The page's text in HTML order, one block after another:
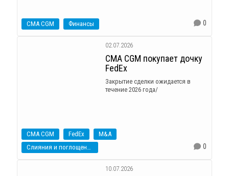
CMA CGM Финансы 0
02.07.2026
CMA CGM покупает дочку
FedEx
Закрытие сделки ожидается в
течение 2026 года/
CMA CGM FedEx
M&A
Слияния и поглощения
0
10.07.2026